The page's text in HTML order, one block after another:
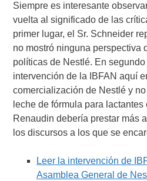
Siempre es interesante
vuelta al significado de las
primer lugar, el Sr. Schneider
no mostró ninguna perspectiva
políticas de Nestlé. En
intervención de la IBFAN aquí
comercialización de Nestlé y
leche de fórmula para lactantes
Renaudin debería prestar más
los discursos a los que se
Leer la intervención de
Asamblea General de